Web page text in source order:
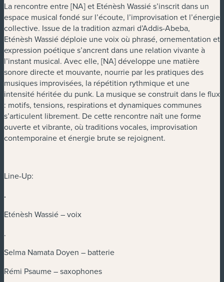
La rencontre entre [NA] et Eténèsh Wassié s’inscrit dans un
espace musical fondé sur l’écoute, l’improvisation et l’énergie
collective. Issue de la tradition azmari d’Addis-Abeba,
Eténèsh Wassié déploie une voix où phrasé, ornementation et
expression poétique s’ancrent dans une relation vivante à
l’instant musical. Avec elle, [NA] développe une matière
sonore directe et mouvante, nourrie par les pratiques des
musiques improvisées, la répétition rythmique et une
intensité héritée du punk. La musique se construit dans le flux
: motifs, tensions, respirations et dynamiques communes
s’articulent librement. De cette rencontre naît une forme
ouverte et vibrante, où traditions vocales, improvisation
contemporaine et énergie brute se rejoignent.
Line-Up:
.
Eténèsh Wassié – voix
.
Selma Namata Doyen – batterie
Rémi Psaume – saxophones